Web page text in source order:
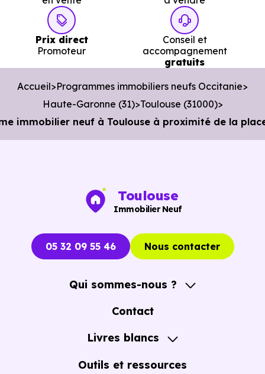
Centre à 1.7 km, soit 4 min en voiture ou à 1.6 km, soit
20 min à pied
Poste :La Poste Roquelaine à 318 m, soit 1 min en
voiture ou à 322 m, soit 4 min à pied.
Bibliothèque :Bibliothèque Bonnefoy à 302 m, soit 0
min en voiture ou à 312 m, soit 4 min à pied.
Prix direct
Promoteur
Conseil et
accompagnement
gratuits
Accueil Programmes immobiliers neufs Occitanie
Haute-Garonne (31) Toulouse (31000)
immobilier neuf à Toulouse à proximité de la
Toulouse
Immobilier Neuf
05 32 09 55 46 Nous contacter
Qui sommes-nous ?
A propos
Contact
Livres blancs
Guide de l'Achat immobilier neuf en VEFA
Outils et ressources